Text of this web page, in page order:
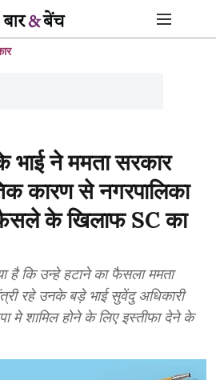
भाई ने ममता सरकार
कारण से नगरपालिका
के खिलाफ SC का
है कि उन्हे हटाने का फैसला ममता
रहे उनके बड़े भाई सुवेंदु अधिकारी
मे शामिल होने के लिए इस्तीफा देने के